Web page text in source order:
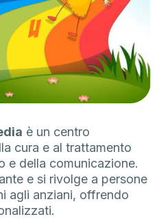
è un centro
cura e al trattamento
e della comunicazione.
e si rivolge a persone
agli anziani, offrendo